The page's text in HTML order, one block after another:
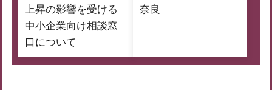
上昇の影響を受ける
中小企業向け相談窓
口について
奈良